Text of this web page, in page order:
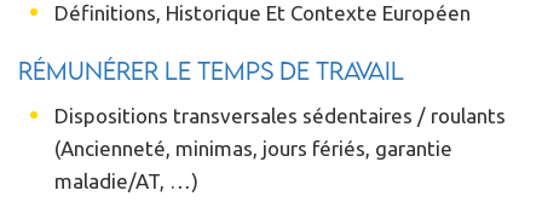
Définitions, Historique Et Contexte Européen
Rémunérer le temps de travail
Dispositions transversales sédentaires / roulants
(Ancienneté, minimas, jours fériés, garantie
maladie/AT, …)